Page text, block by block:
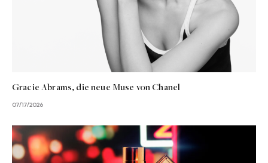
Gracie Abrams, die neue Muse von Chanel
07/17/2026